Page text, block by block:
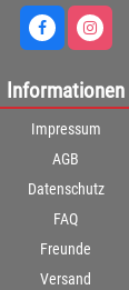
Informationen
Impressum
AGB
Datenschutz
FAQ
Freunde
Versand